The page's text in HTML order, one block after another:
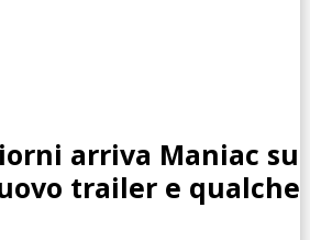
arriva Maniac su
trailer e qualche